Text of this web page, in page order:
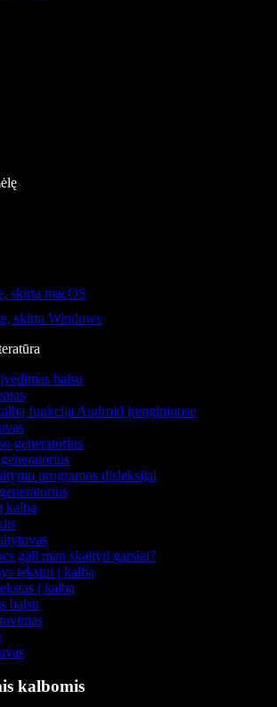
skirta macOS
skirta Windows
balsu
funkcija Android įrenginiuose
generatorius
programos disleksijai
kalbą
gali man skaityti garsiai?
tekstui į kalbą
į kalbą
balsu
kalbomis